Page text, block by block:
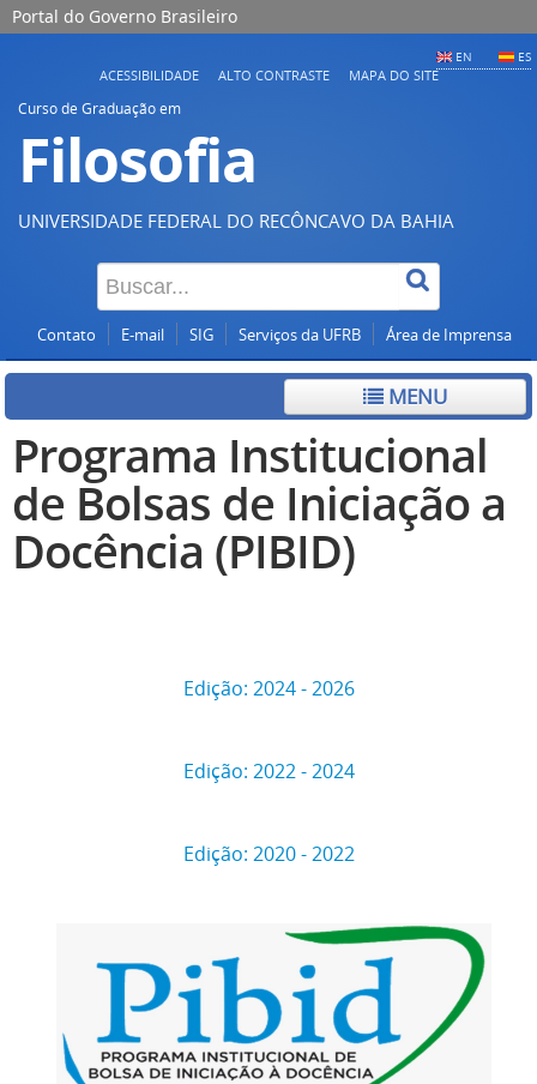
Portal do Governo Brasileiro
EN ES
ACESSIBILIDADE ALTO CONTRASTE
MAPA DO SITE
Curso de Graduação em
Filosofia
UNIVERSIDADE FEDERAL DO RECÔNCAVO DA BAHIA
Contato E-mail SIG Serviços da UFRB Área de Imprensa
MENU
Programa Institucional
de Bolsas de Iniciação a
Docência (PIBID)
Edição: 2024 - 2026
Edição: 2022 - 2024
Edição: 2020 - 2022